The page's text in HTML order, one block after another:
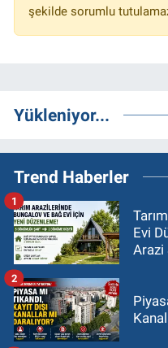
şekilde sorumlu
Yükleniyor...
Trend Haberler
Evi
Arazi
1
2